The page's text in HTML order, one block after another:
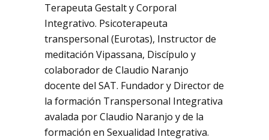
Terapeuta Gestalt y Corporal
Integrativo. Psicoterapeuta
transpersonal (Eurotas), Instructor de
meditación Vipassana, Discípulo y
colaborador de Claudio Naranjo
docente del SAT. Fundador y Director de
la formación Transpersonal Integrativa
avalada por Claudio Naranjo y de la
formación en Sexualidad Integrativa.